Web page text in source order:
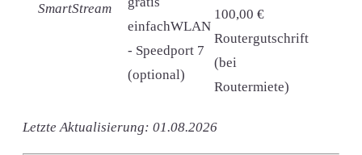
SmartStream
einfachWLAN
- Speedport 7
(optional)
100,00 €
Routergutschrift
(bei
Routermiete)
Letzte Aktualisierung: 01.08.2026